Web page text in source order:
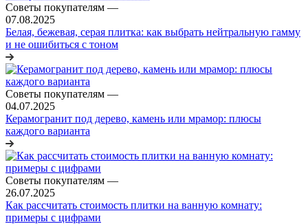
Советы покупателям —
07.08.2025
Белая, бежевая, серая плитка: как выбрать нейтральную гамму
и не ошибиться с тоном
Советы покупателям —
04.07.2025
Керамогранит под дерево, камень или мрамор: плюсы
каждого варианта
Советы покупателям —
26.07.2025
Как рассчитать стоимость плитки на ванную комнату:
примеры с цифрами